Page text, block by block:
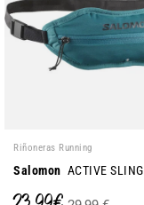
Riñoneras Running
Salomon ACTIVE SLING